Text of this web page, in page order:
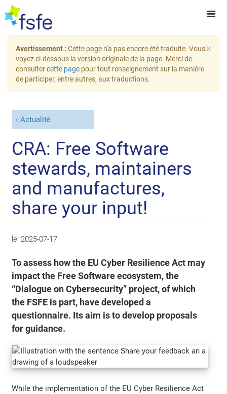
×
Avertissement : Cette page n'a pas encore été traduite. Vous
voyez ci-dessous la version originale de la page. Merci de
consultercette page pour tout renseignement sur la manière
de participer, entre autres, aux traductions.
Actualité
CRA: Free Software
stewards, maintainers
and manufactures,
share your input!
le: 2025-07-17
To assess how the EU Cyber Resilience Act may
impact the Free Software ecosystem, the
“Dialogue on Cybersecurity” project, of which
the FSFE is part, have developed a
questionnaire. Its aim is to develop proposals
for guidance.
While the implementation of the EU Cyber Resilience Act